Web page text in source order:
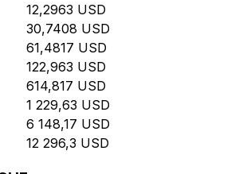
12,2963 USD
30,7408 USD
61,4817 USD
122,963 USD
614,817 USD
1 229,63 USD
6 148,17 USD
12 296,3 USD